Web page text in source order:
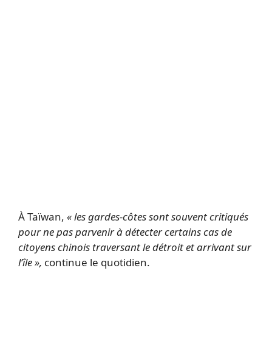
À Taïwan, « les gardes-côtes sont souvent critiqués
pour ne pas parvenir à détecter certains cas de
citoyens chinois traversant le détroit et arrivant sur
l’île », continue le quotidien.